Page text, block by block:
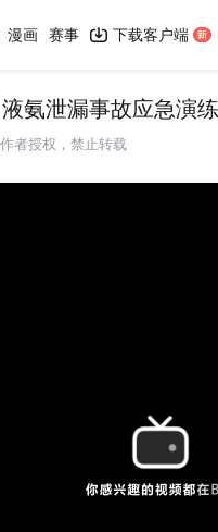
漫画 赛事 下载客户端
氨泄漏事故应急演
者授权，禁止转载